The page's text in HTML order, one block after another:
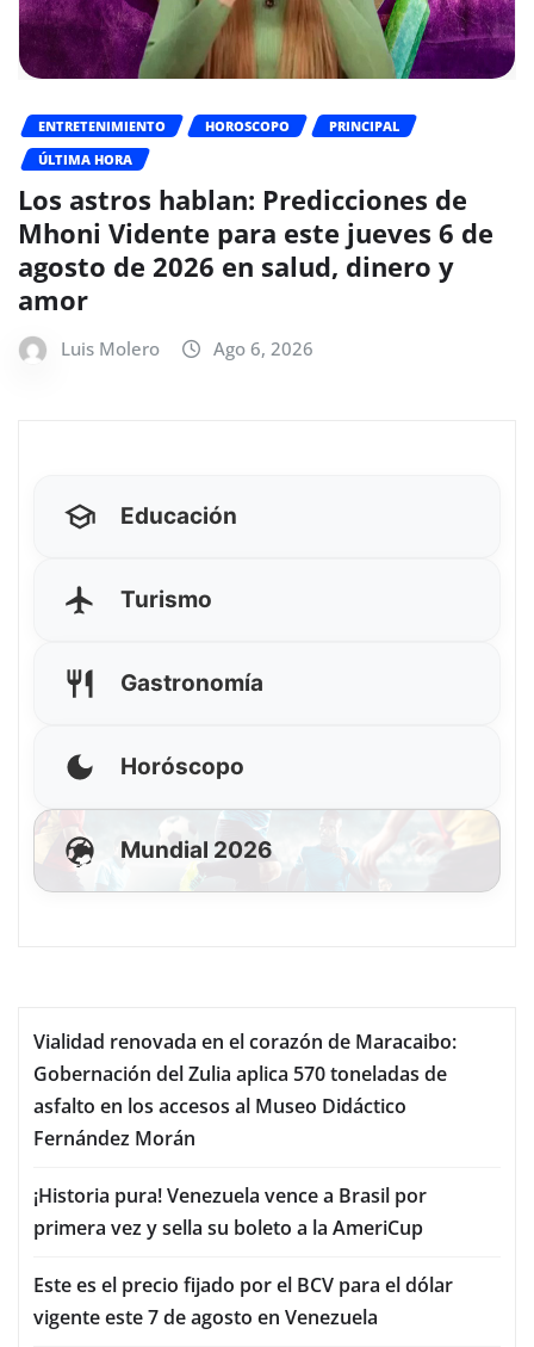
ENTRETENIMIENTO HOROSCOPO
PRINCIPAL
ÚLTIMA HORA
Los astros hablan: Predicciones de
Mhoni Vidente para este jueves 6 de
agosto de 2026 en salud, dinero y
amor
Luis Molero Ago 6, 2026
Educación
Turismo
Gastronomía
Horóscopo
Mundial 2026
Vialidad renovada en el corazón de Maracaibo:
Gobernación del Zulia aplica 570 toneladas de
asfalto en los accesos al Museo Didáctico
Fernández Morán
¡Historia pura! Venezuela vence a Brasil por
primera vez y sella su boleto a la AmeriCup
Este es el precio fijado por el BCV para el dólar
vigente este 7 de agosto en Venezuela